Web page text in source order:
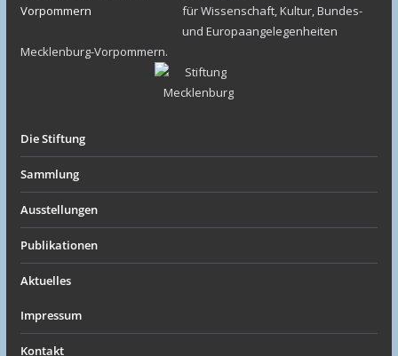
für Wissenschaft, Kultur, Bundes-
und Europaangelegenheiten
Mecklenburg-Vorpommern.
Die Stiftung
Sammlung
Ausstellungen
Publikationen
Aktuelles
Impressum
Kontakt